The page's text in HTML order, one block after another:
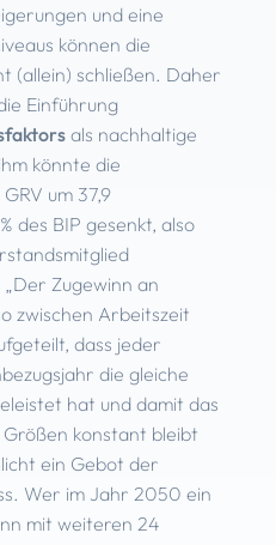
und eine
können die
(allein) schließen. Daher
Einführung
als nachhaltige
könnte die
um 37,9
des BIP gesenkt, also
Zugewinn an
zwischen Arbeitszeit
dass jeder
die gleiche
hat und damit das
konstant bleibt
ein Gebot der
Wer im Jahr 2050 ein
mit weiteren 24